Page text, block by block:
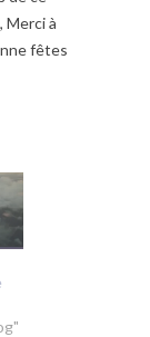
Merci à
fêtes